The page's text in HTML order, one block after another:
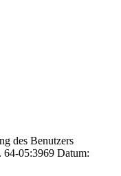
des Benutzers
64-05:3969 Datum: